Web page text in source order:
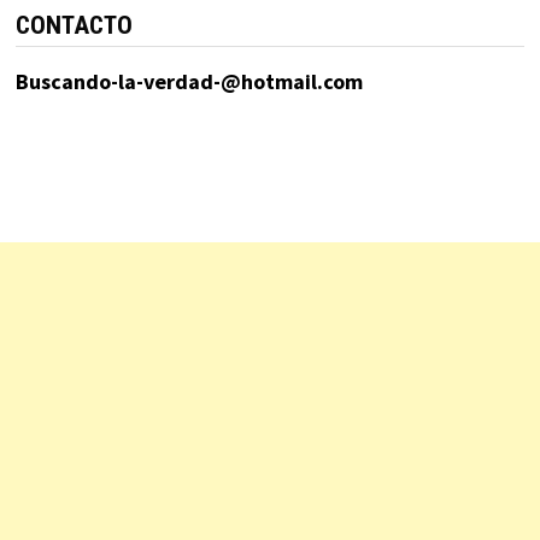
CONTACTO
Buscando-la-verdad-@hotmail.com